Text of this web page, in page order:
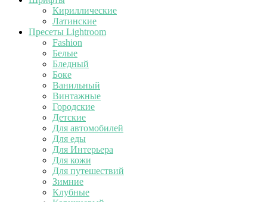
Кириллические
Латинские
Пресеты Lightroom
Fashion
Белые
Бледный
Боке
Ванильный
Винтажные
Городские
Детские
Для автомобилей
Для еды
Для Интерьера
Для кожи
Для путешествий
Зимние
Клубные